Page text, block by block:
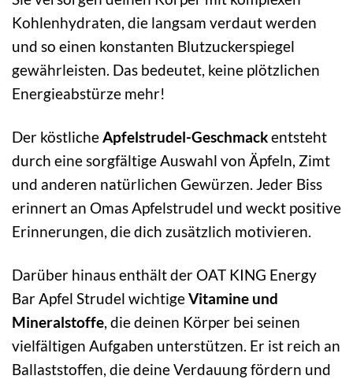
Kohlenhydraten, die langsam verdaut werden
und so einen konstanten Blutzuckerspiegel
gewährleisten. Das bedeutet, keine plötzlichen
Energieabstürze mehr!
Der köstlicheApfelstrudel-Geschmackentsteht
durch eine sorgfältige Auswahl von Äpfeln, Zimt
und anderen natürlichen Gewürzen. Jeder Biss
erinnert an Omas Apfelstrudel und weckt positive
Erinnerungen, die dich zusätzlich motivieren.
Darüber hinaus enthält der OAT KING Energy
Bar Apfel Strudel wichtigeVitamine und
Mineralstoffe, die deinen Körper bei seinen
vielfältigen Aufgaben unterstützen. Er ist reich an
Ballaststoffen, die deine Verdauung fördern und